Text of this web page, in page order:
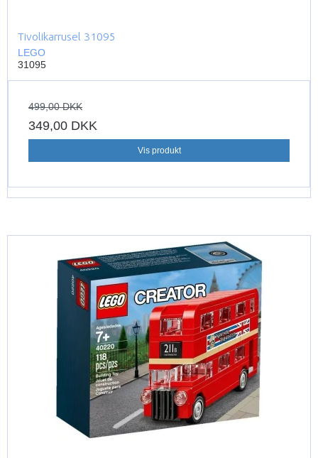
Tivolikarrusel 31095
LEGO
31095
499,00 DKK
349,00 DKK
Vis produkt